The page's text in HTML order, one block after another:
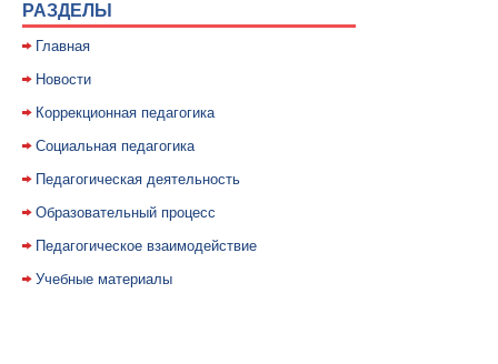
РАЗДЕЛЫ
Главная
Новости
Коррекционная педагогика
Социальная педагогика
Педагогическая деятельность
Образовательный процесс
Педагогическое взаимодействие
Учебные материалы